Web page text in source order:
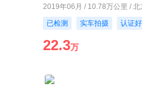
2019年06月 / 10.78万公里 / 北
已检测
实车拍摄 认证
22.3万